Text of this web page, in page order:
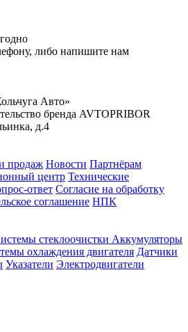
либо напишите нам
Авто»
бренда AVTOPRIBOR
д.4
продаж Новости Партнёрам
центр Технические
ответ Согласие на обработку
соглашение НПК
стеклоочистки Аккумуляторы
охлаждения двигателя Датчики
Указатели Электродвигатели